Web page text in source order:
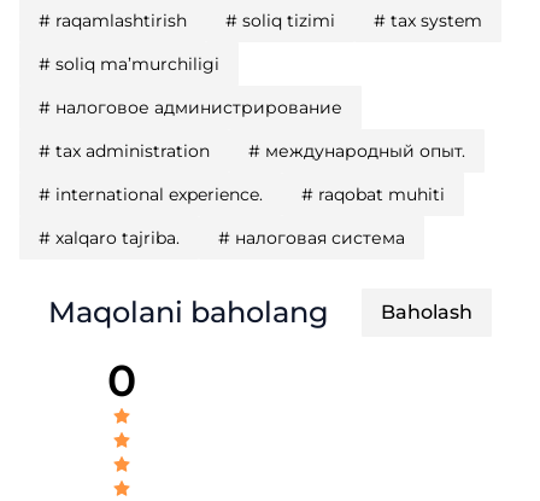
# raqamlashtirish # soliq tizimi # tax system
# soliq ma’murchiligi
# налоговое администрирование
# tax administration # международный опыт.
# international experience. # raqobat muhiti
# xalqaro tajriba. # налоговая система
Maqolani baholang Baholash
0